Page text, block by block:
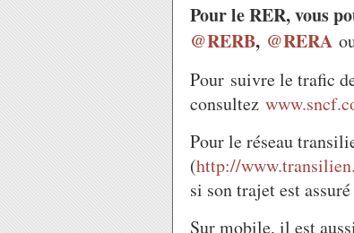
Pour le RER, vous
@RERB, @RERA
Pour suivre le trafic
consultez
Pour le réseau
(http://
si son trajet est
Sur mobile, il est